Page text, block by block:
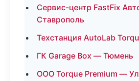
Сервис-центр FastFix
Ставрополь
Техстанция AutoLab
ГК Garage Box — Тюмень
ООО Torque Premium —